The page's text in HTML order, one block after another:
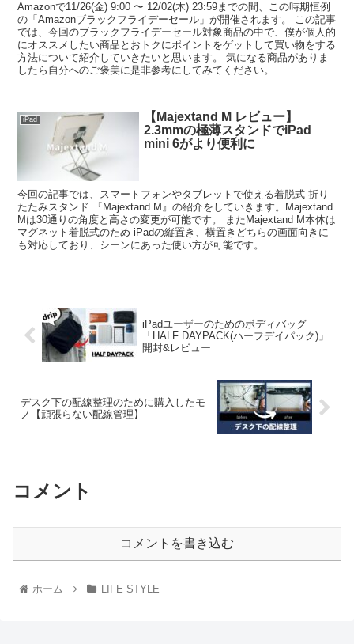
Amazonで11/26(金) 9:00 〜 12/02(木) 23:59までの間、この時期恒例
の「Amazonブラックフライデーセール」が開催されます。 この記事
では、今回のブラックフライデーセール対象商品の中で、僕が個人的
にオススメしたい商品とおトクにポイントをゲットして買い物をする
方法について紹介していきたいと思います。 気になる商品がありま
したら自分へのご褒美に是非参考にしてみてください。
iPad
【Majextand M レビュー】
2.3mmの極薄スタンドでiPad
mini 6がより便利に
今回の記事では、スマートフォンやタブレットで使える着脱式 折り
たたみスタンド 『Majextand M』の紹介をしていきます。Majextand
Mは30通りの角度と高さの変更が可能です。 またMajextand M本体は
マグネット着脱式のため iPadの縦置き、横置きどちらの画面向きに
も対応しており、シーンにあった使い方が可能です。
iPadユーザーのためのボディバッグ
「HALF DAYPACK(ハーフデイパック)」
開封&レビュー
デスク下の配線整理のために購入したモ
ノ【頑張らない配線管理】
コメント
コメントを書き込む
ホーム LIFE STYLE